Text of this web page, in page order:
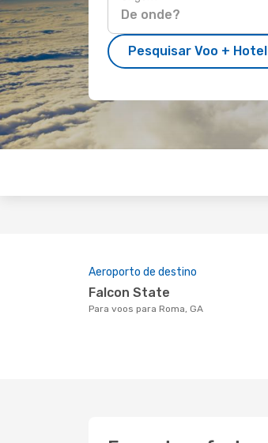
Pesquisar Voo + Hotel
Aeroporto de destino
Falcon State
Para voos para Roma, GA